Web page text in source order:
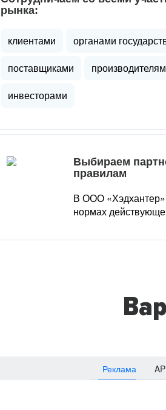
рынка:
клиентами
органами
поставщиками
инвесторами
Выбираем
правилам
В ООО «Хэдхантер»
нормах
Реклама